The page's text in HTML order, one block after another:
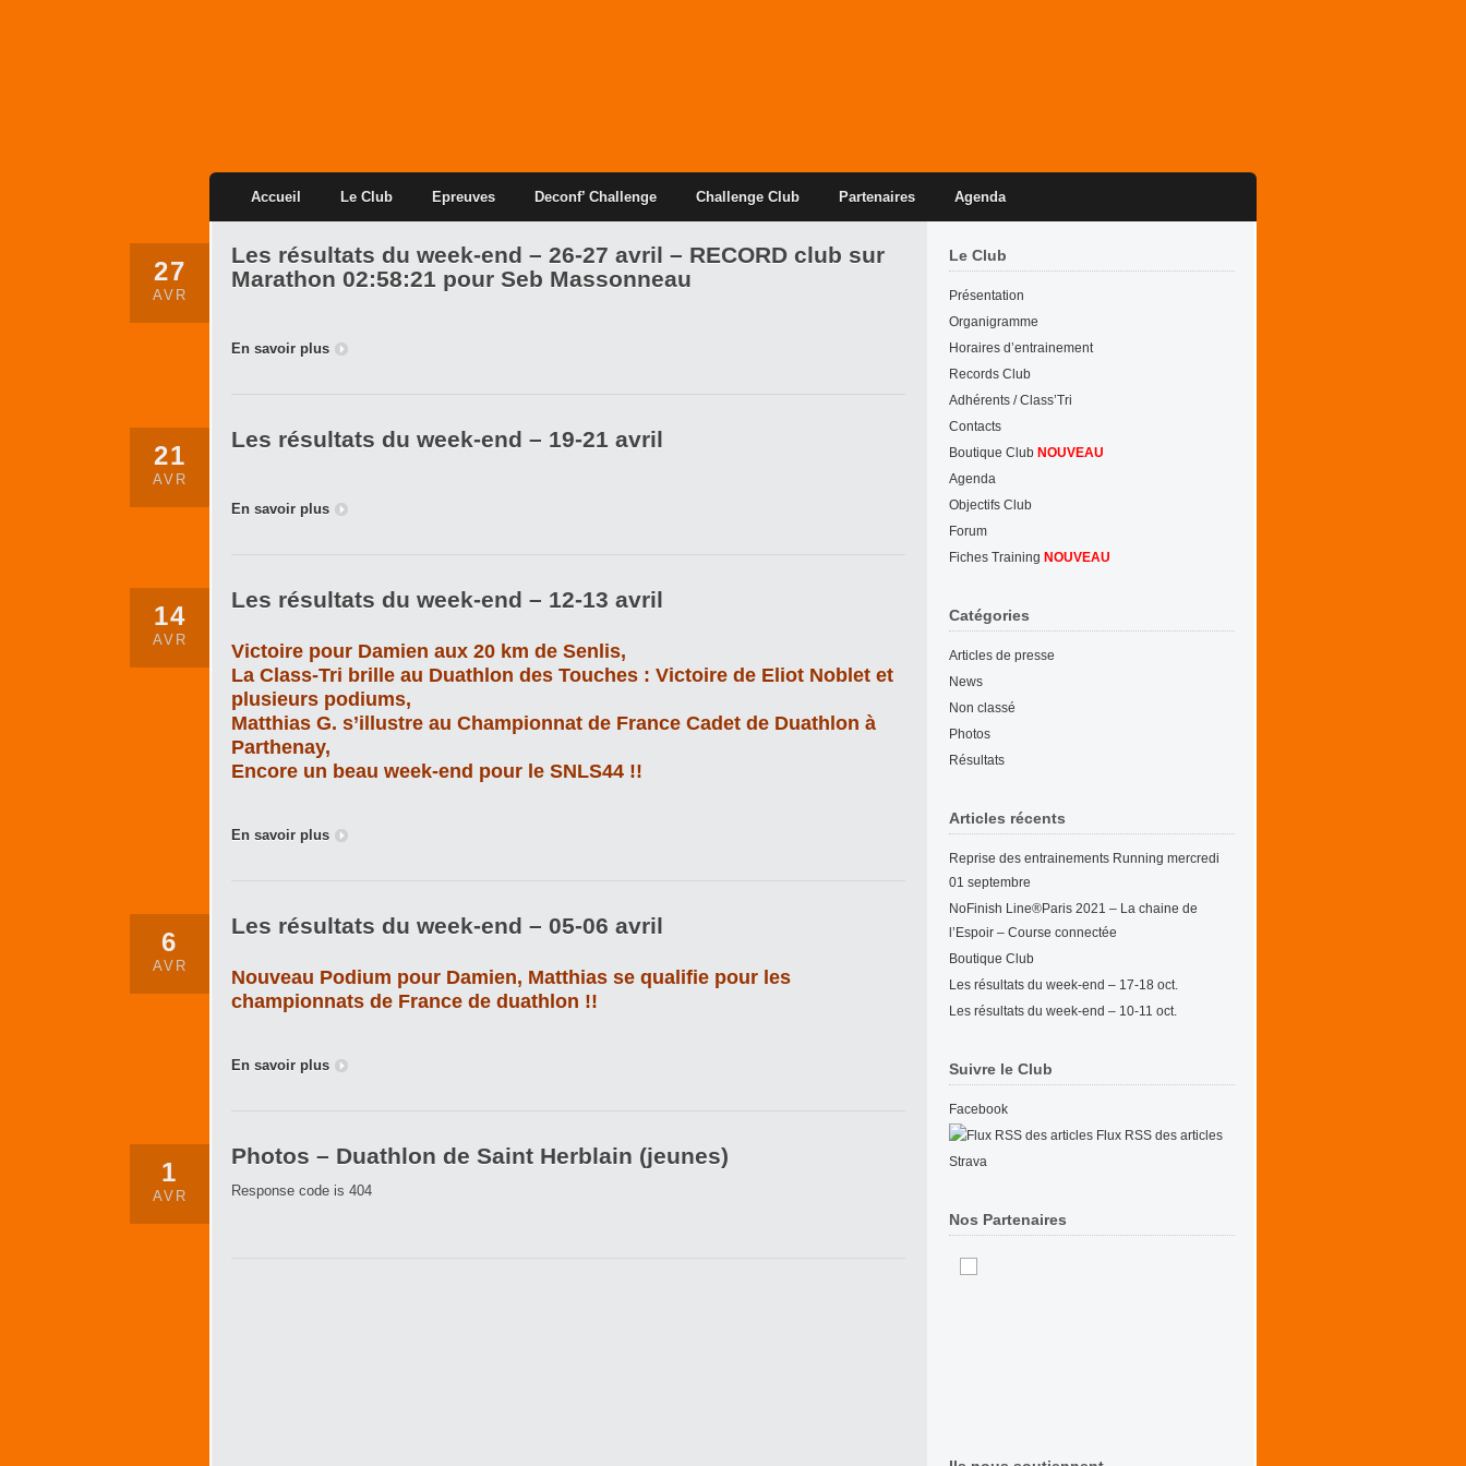
Accueil Le Club Epreuves Deconf’ Challenge Challenge Club Partenaires Agenda
27
AVR
Les résultats du week-end – 26-27 avril – RECORD club sur
Marathon 02:58:21 pour Seb Massonneau
En savoir plus
21
AVR
Les résultats du week-end – 19-21 avril
En savoir plus
14
AVR
Les résultats du week-end – 12-13 avril
Victoire pour Damien aux 20 km de Senlis,
La Class-Tri brille au Duathlon des Touches : Victoire de Eliot Noblet et
plusieurs podiums,
Matthias G. s’illustre au Championnat de France Cadet de Duathlon à
Parthenay,
Encore un beau week-end pour le SNLS44 !!
En savoir plus
6
AVR
Les résultats du week-end – 05-06 avril
Nouveau Podium pour Damien, Matthias se qualifie pour les
championnats de France de duathlon !!
En savoir plus
1
AVR
Photos – Duathlon de Saint Herblain (jeunes)
Response code is 404
Le Club
Présentation
Organigramme
Horaires d’entrainement
Records Club
Adhérents / Class’Tri
Contacts
Boutique Club NOUVEAU
Agenda
Objectifs Club
Forum
Fiches Training NOUVEAU
Catégories
Articles de presse
News
Non classé
Photos
Résultats
Articles récents
Reprise des entrainements Running mercredi
01 septembre
NoFinish Line®Paris 2021 – La chaine de
l’Espoir – Course connectée
Boutique Club
Les résultats du week-end – 17-18 oct.
Les résultats du week-end – 10-11 oct.
Suivre le Club
Facebook
Flux RSS des articles
Strava
Nos Partenaires